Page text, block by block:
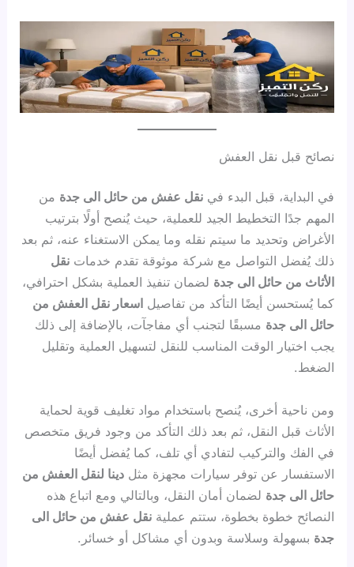
نصائح قبل نقل العفش
في البداية، قبل البدء فينقل عفش من حائل الى جدة من
المهم جدًا التخطيط الجيد للعملية، حيث يُنصح أولًا بترتيب
الأغراض وتحديد ما سيتم نقله وما يمكن الاستغناء عنه، ثم بعد
ذلك يُفضل التواصل مع شركة موثوقة تقدم خدماتنقل
الأثاث من حائل الى جدة لضمان تنفيذ العملية بشكل احترافي،
كما يُستحسن أيضًا التأكد من تفاصيل اسعار نقل العفش من
حائل الى جدة مسبقًا لتجنب أي مفاجآت، بالإضافة إلى ذلك
يجب اختيار الوقت المناسب للنقل لتسهيل العملية وتقليل
الضغط.
ومن ناحية أخرى، يُنصح باستخدام مواد تغليف قوية لحماية
الأثاث قبل النقل، ثم بعد ذلك التأكد من وجود فريق متخصص
في الفك والتركيب لتفادي أي تلف، كما يُفضل أيضًا
الاستفسار عن توفر سيارات مجهزة مثلدينا لنقل العفش من
حائل الى جدة لضمان أمان النقل، وبالتالي ومع اتباع هذه
النصائح خطوة بخطوة، ستتم عمليةنقل عفش من حائل الى
جدة بسهولة وسلاسة وبدون أي مشاكل أو خسائر.